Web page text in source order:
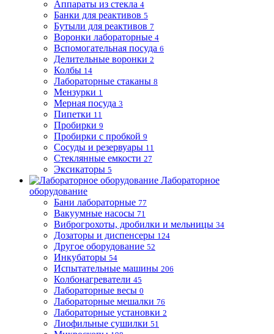
Аппараты из стекла 4
Банки для реактивов 5
Бутыли для реактивов 7
Воронки лабораторные 4
Вспомогательная посуда 6
Делительные воронки 2
Колбы 14
Лабораторные стаканы 8
Мензурки 1
Мерная посуда 3
Пипетки 11
Пробирки 9
Пробирки с пробкой 9
Сосуды и резервуары 11
Стеклянные емкости 27
Эксикаторы 5
Лабораторное
оборудование
Бани лабораторные 77
Вакуумные насосы 71
Виброгрохоты, дробилки и мельницы 34
Дозаторы и диспенсеры 124
Другое оборудование 52
Инкубаторы 54
Испытательные машины 206
Колбонагреватели 45
Лабораторные весы 0
Лабораторные мешалки 76
Лабораторные установки 2
Лиофильные сушилки 51